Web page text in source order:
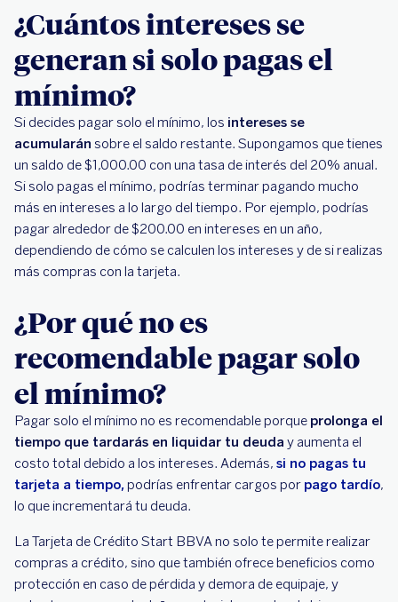
¿Cuántos intereses se
generan si solo pagas el
mínimo?
Si decides pagar solo el mínimo, los intereses se
acumularán sobre el saldo restante. Supongamos que tienes
un saldo de $1,000.00 con una tasa de interés del 20% anual.
Si solo pagas el mínimo, podrías terminar pagando mucho
más en intereses a lo largo del tiempo. Por ejemplo, podrías
pagar alrededor de $200.00 en intereses en un año,
dependiendo de cómo se calculen los intereses y de si realizas
más compras con la tarjeta.
¿Por qué no es
recomendable pagar solo
el mínimo?
Pagar solo el mínimo no es recomendable porque prolonga el
tiempo que tardarás en liquidar tu deuda y aumenta el
costo total debido a los intereses. Además, si no pagas tu
tarjeta a tiempo,podrías enfrentar cargos por pago tardío,
lo que incrementará tu deuda.
La Tarjeta de Crédito Start BBVA no solo te permite realizar
compras a crédito, sino que también ofrece beneficios como
protección en caso de pérdida y demora de equipaje, y